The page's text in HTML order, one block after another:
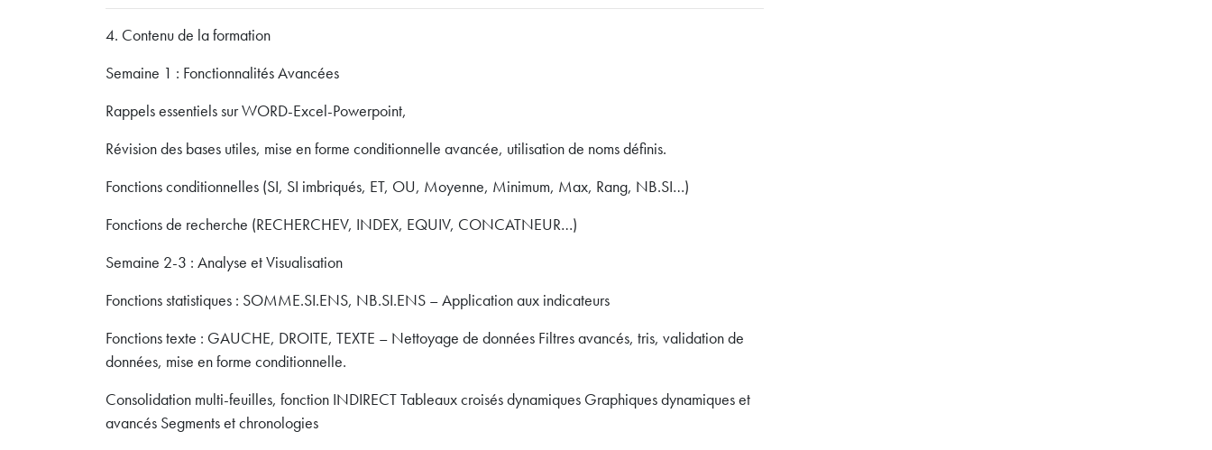
4. Contenu de la formation
Semaine 1 : Fonctionnalités Avancées
Rappels essentiels sur WORD-Excel-Powerpoint,
Révision des bases utiles, mise en forme conditionnelle avancée, utilisation de noms définis.
Fonctions conditionnelles (SI, SI imbriqués, ET, OU, Moyenne, Minimum, Max, Rang, NB.SI…)
Fonctions de recherche (RECHERCHEV, INDEX, EQUIV, CONCATNEUR…)
Semaine 2-3 : Analyse et Visualisation
Fonctions statistiques : SOMME.SI.ENS, NB.SI.ENS – Application aux indicateurs
Fonctions texte : GAUCHE, DROITE, TEXTE – Nettoyage de données Filtres avancés, tris, validation de
données, mise en forme conditionnelle.
Consolidation multi-feuilles, fonction INDIRECT Tableaux croisés dynamiques Graphiques dynamiques et
avancés Segments et chronologies